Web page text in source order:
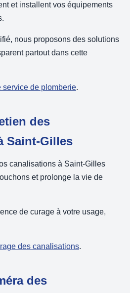
et installent vos équipements
nous proposons des solutions
partout dans cette
service de plomberie.
des
Saint-Gilles
canalisations à Saint-Gilles
et prolonge la vie de
de curage à votre usage,
des canalisations.
des